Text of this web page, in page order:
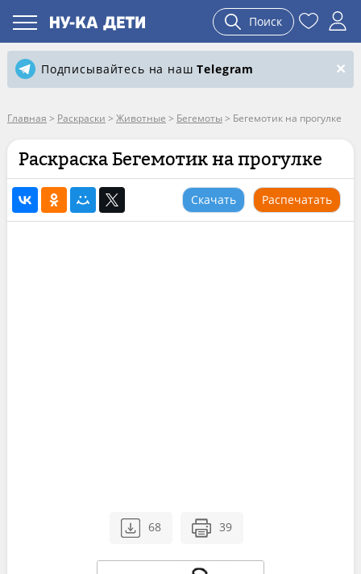
Поиск
Подписывайтесь на нашTelegram
Главная > Раскраски > Животные > Бегемоты > Бегемотик на прогулке
Раскраска Бегемотик на прогулке
Скачать Распечатать
68 39